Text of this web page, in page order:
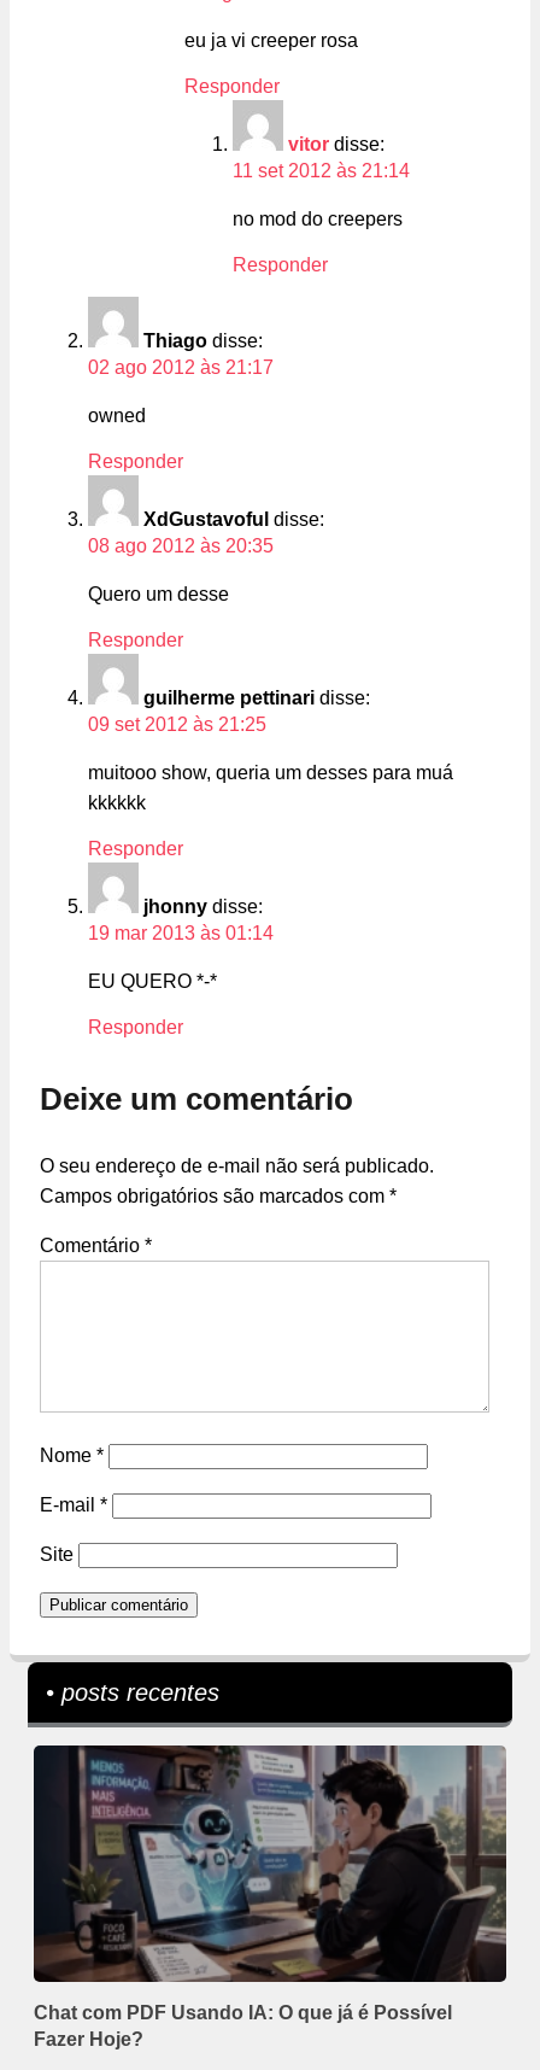
eu ja vi creeper rosa
Responder
vitor disse:
11 set 2012 às 21:14
no mod do creepers
Responder
Thiago disse:
02 ago 2012 às 21:17
owned
Responder
XdGustavoful disse:
08 ago 2012 às 20:35
Quero um desse
Responder
guilherme pettinari disse:
09 set 2012 às 21:25
muitooo show, queria um desses para muá
kkkkkk
Responder
jhonny disse:
19 mar 2013 às 01:14
EU QUERO *-*
Responder
Deixe um comentário
O seu endereço de e-mail não será publicado.
Campos obrigatórios são marcados com *
Comentário *
Nome *
E-mail *
Site
• posts recentes
Chat com PDF Usando IA: O que já é Possível
Fazer Hoje?